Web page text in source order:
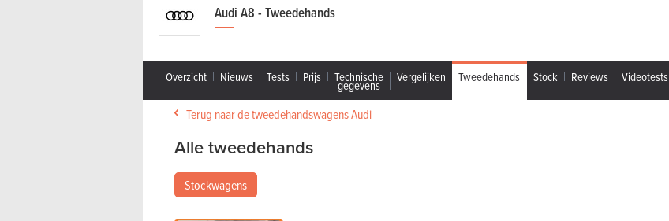
Audi A8 - Tweedehands
Overzicht Nieuws Tests Prijs Technische
gegevens
Vergelijken Tweedehands Stock Reviews Videotests
Terug naar de tweedehandswagens Audi
Alle tweedehands
Stockwagens